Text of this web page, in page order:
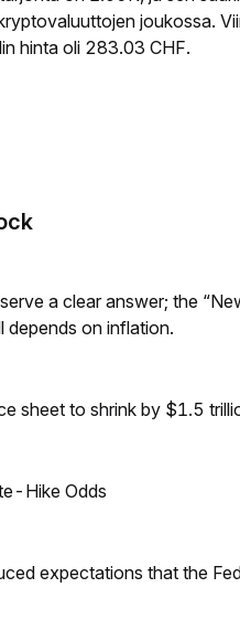
joukossa.
hinta oli 283.03 CHF.
a clear answer; the
depends on inflation.
sheet to shrink by $1.5
Hike Odds
expectations that the